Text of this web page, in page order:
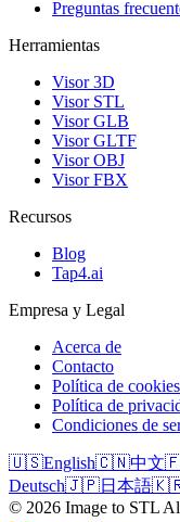
Preguntas
Herramientas
Visor 3D
Visor STL
Visor GLB
Visor GLTF
Visor OBJ
Visor FBX
Recursos
Blog
Tap4.ai
Empresa y Legal
Acerca de
Contacto
Política de cookies
Política de
Condiciones de
🇺🇸English🇨🇳中文
Deutsch🇯🇵日本語
© 2026 Image to STL